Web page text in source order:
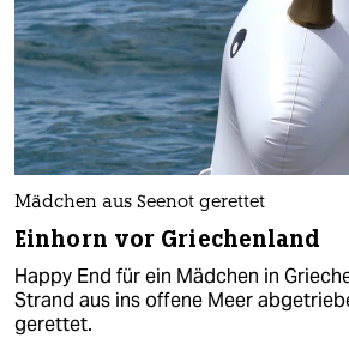
Mädchen aus Seenot gerettet
Einhorn vor Griechenland
Happy End für ein Mädchen in
Strand aus ins offene Meer
gerettet.